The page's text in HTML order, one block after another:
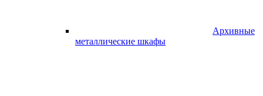
Архивные
металлические шкафы